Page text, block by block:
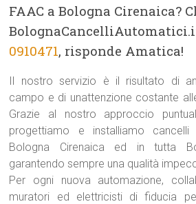
FAAC a Bologna Cirenaica?
0910471, risponde Amatica!
Il nostro servizio è il risultato di
campo e di unattenzione costante
Grazie al nostro approccio
progettiamo e installiamo
Bologna Cirenaica ed in tutta
garantendo sempre una qualità
Per ogni nuova automazione,
muratori ed elettricisti di fiducia